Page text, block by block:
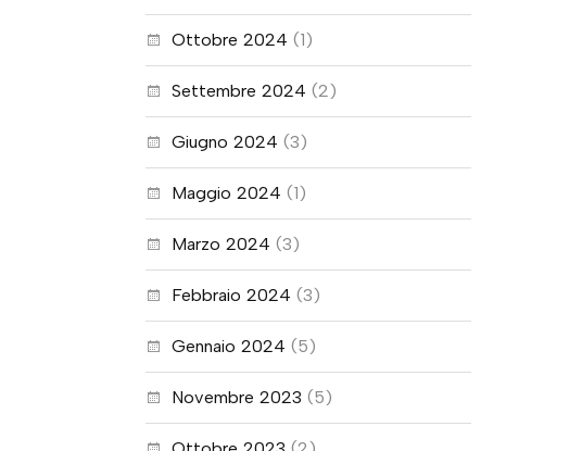
Ottobre 2024 (1)
Settembre 2024 (2)
Giugno 2024 (3)
Maggio 2024 (1)
Marzo 2024 (3)
Febbraio 2024 (3)
Gennaio 2024 (5)
Novembre 2023 (5)